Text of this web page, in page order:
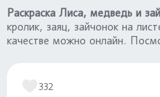
Раскраска Лиса, медведь и
кролик, заяц, зайчонок на
качестве можно онлайн.
332